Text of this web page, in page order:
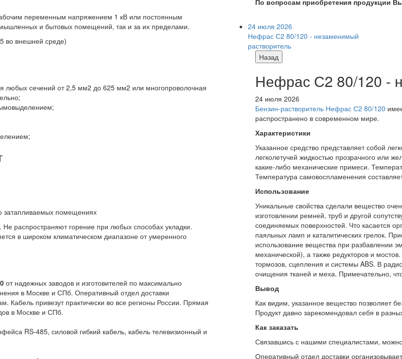
переменным напряжением 1 кВ или постоянным
и бытовых помещений, так и за их пределами.
во внешней среде)
любых сечений от 2,5 мм2 до 625 мм2 или многопроволочная
затапливаемых помещениях
распространяют горение при любых способах укладки.
в широком климатическом диапазоне от умеренного
от надежных заводов и изготовителей по максимально
в Москве и СПб. Оперативный отдел доставки
Кабель привезут практически во все регионы России. Прямая
в Москве и СПб.
RS-485, силовой гибкий кабель, кабель телевизионный и
24 июля 2026
Нефрас С2 80/120 - незаменимый
растворитель
Назад
Нефрас С2 80/120 -
24 июля 2026
Бензин-растворитель Нефрас С2 80/120
распространено в современном мире.
Характеристики
Указанное средство представляет собой
легколетучей жидкостью прозрачного или
какие-либо механические примеси.
Температура самовоспламенения
Использование
Уникальные свойства сделали вещество
изготовлении ремней, труб и другой
соединяемых поверхностей. Что касается
паяльных ламп и каталитических грелок.
использование вещества при разбавлении
механической), а также редукторов и
тормозов, сцепления и системы ABS. В
очищения тканей и меха. Примечательно,
Вывод
Как видим, указанное вещество позволяет
Продукт давно зарекомендовал себя в
Как заказать
Связавшись с нашими специалистами,
Оперативный отдел доставки